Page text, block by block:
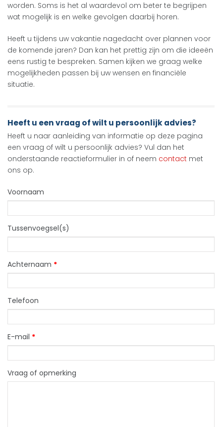
worden. Soms is het al waardevol om beter te begrijpen
wat mogelijk is en welke gevolgen daarbij horen.
Heeft u tijdens uw vakantie nagedacht over plannen voor
de komende jaren? Dan kan het prettig zijn om die ideeën
eens rustig te bespreken. Samen kijken we graag welke
mogelijkheden passen bij uw wensen en financiële
situatie.
Heeft u een vraag of wilt u persoonlijk advies?
Heeft u naar aanleiding van informatie op deze pagina
een vraag of wilt u persoonlijk advies? Vul dan het
onderstaande reactieformulier in of neem contact met
ons op.
Voornaam
Tussenvoegsel(s)
Achternaam *
Telefoon
E-mail *
Vraag of opmerking